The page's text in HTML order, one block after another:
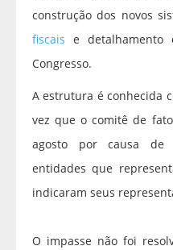
construção dos novos
fiscais e detalhamento
Congresso.
A estrutura é conhecida
vez que o comitê de
agosto por causa
entidades que
indicaram seus
O impasse não foi